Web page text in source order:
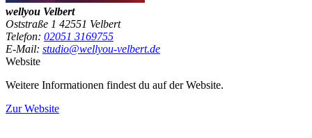
wellyou Velbert
Oststraße 1 42551 Velbert
Telefon: 02051 3169755
E-Mail: studio@wellyou-velbert.de
Website
Weitere Informationen findest du auf der Website.
Zur Website